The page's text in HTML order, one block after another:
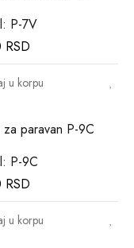
P-7V
RSD
u korpu
P-9C
RSD
u korpu